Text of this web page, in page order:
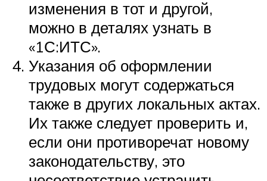
изменения в тот и другой,
можно в деталях узнать в
«1С:ИТС».
Указания об оформлении
трудовых могут содержаться
также в других локальных актах.
Их также следует проверить и,
если они противоречат новому
законодательству, это